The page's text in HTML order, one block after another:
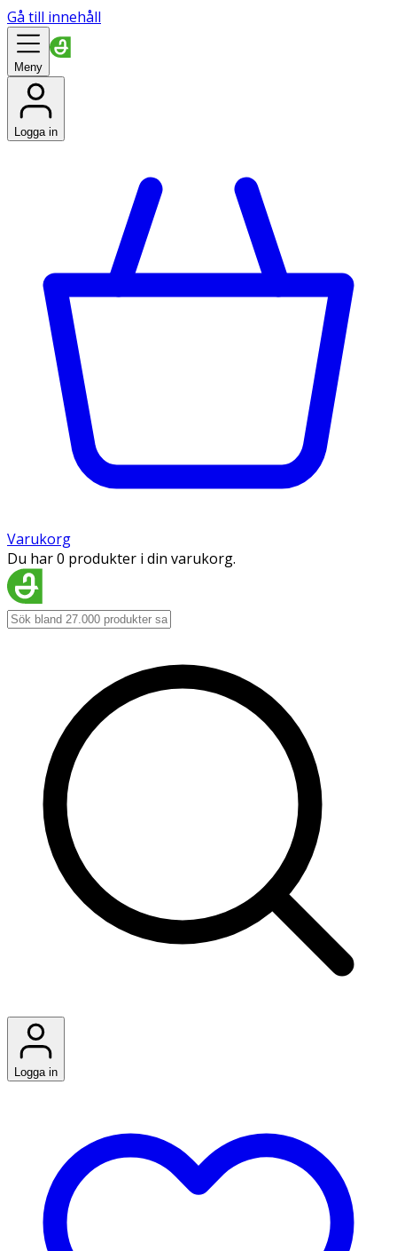
Gå till innehåll
Meny
Logga in
Varukorg
Du har 0 produkter i din varukorg.
Logga in